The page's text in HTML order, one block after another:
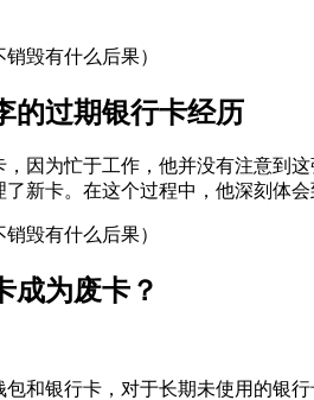
的过期银行卡经历
因为忙于工作，他并没有注意到
新卡。在这个过程中，他深刻体
成为废卡？
和银行卡，对于长期未使用的银行